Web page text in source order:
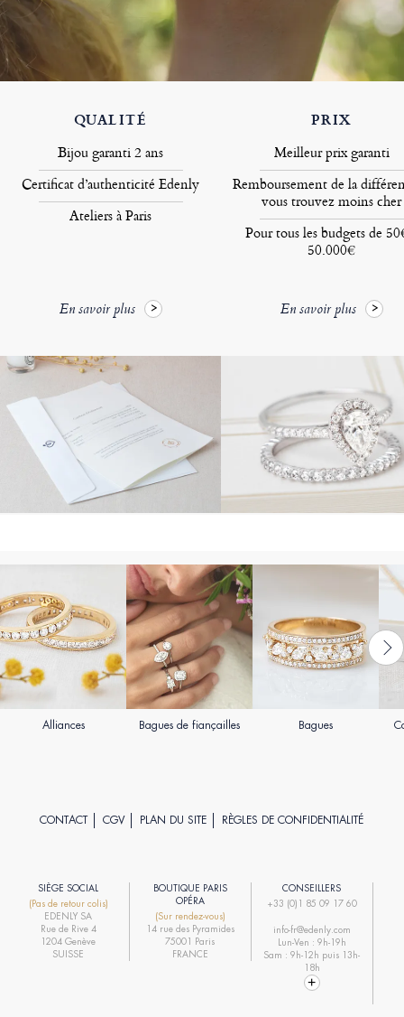
QUALITÉ
Bijou garanti 2 ans
Certificat d’authenticité Edenly
Ateliers à Paris
En savoir plus
PRIX
Meilleur prix garanti
Remboursement de la
vous trouvez moins cher
Pour tous les budgets de
50.000€
En savoir plus
Alliances Bagues de fiançailles Bagues
CONTACT CGV PLAN DU SITE RÈGLES DE CONFIDENTIALITÉ
SIÈGE SOCIAL
(Pas de retour colis)
EDENLY SA
Rue de Rive 4
1204 Genève
SUISSE
BOUTIQUE PARIS
OPÉRA
(Sur rendez-vous)
14 rue des Pyramides
75001 Paris
FRANCE
CONSEILLERS
+33 (0)1 85 09 17 60
info-fr@edenly.com
Lun-Ven : 9h-19h
Sam : 9h-12h puis 13h-
18h